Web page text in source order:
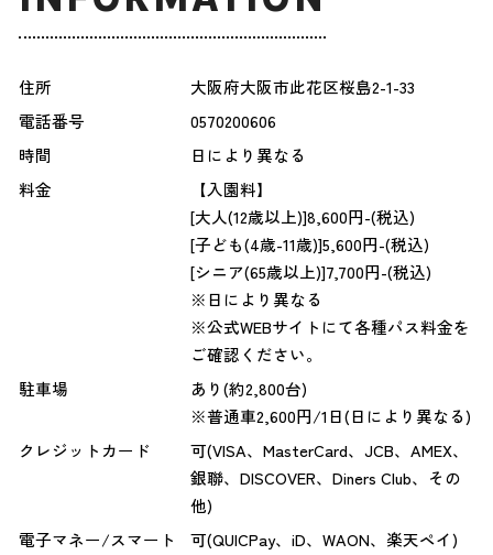
住所
大阪府大阪市此花区桜島2-1-33
電話番号
0570200606
時間
日により異なる
料金
【入園料】
[大人(12歳以上)]8,600円-(税込)
[子ども(4歳-11歳)]5,600円-(税込)
[シニア(65歳以上)]7,700円-(税込)
※日により異なる
※公式WEBサイトにて各種パス料金を
ご確認ください。
駐車場
あり(約2,800台)
※普通車2,600円/1日(日により異なる)
クレジットカード
可(VISA、MasterCard、JCB、AMEX、
銀聯、DISCOVER、Diners Club、その
他)
電子マネー/スマート
可(QUICPay、iD、WAON、楽天ペイ)